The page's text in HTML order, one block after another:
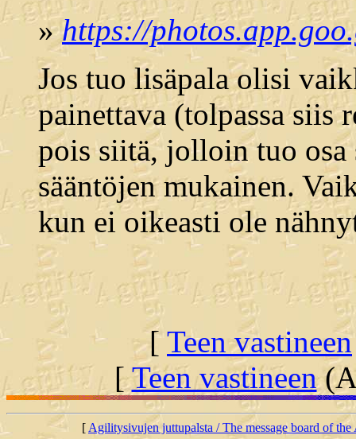
»https://
Jos tuo lisäpala olisi
painettava (tolpassa siis
pois siitä, jolloin tuo
sääntöjen mukainen.
kun ei oikeasti ole
[Teen vastineen
[Teen vastineen
[Agilitysivujen juttupalsta / The message board of